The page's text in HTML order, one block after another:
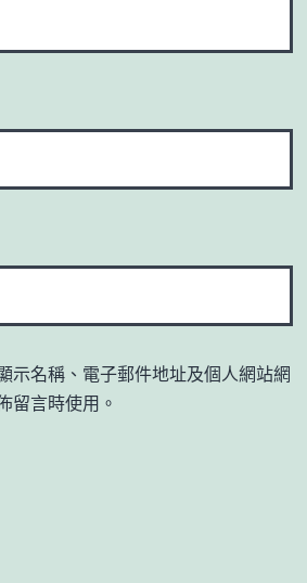
示名稱、電子郵件地址及個人網站網
留言時使用。